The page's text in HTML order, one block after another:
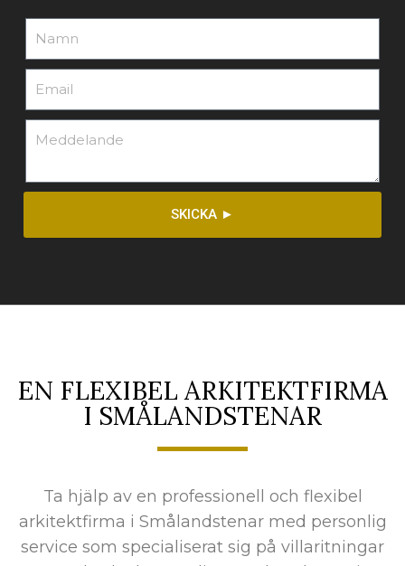
SKICKA ►
EN FLEXIBEL ARKITEKTFIRMA
I SMÅLANDSTENAR
Ta hjälp av en professionell och flexibel
arkitektfirma i Smålandstenar med personlig
service som specialiserat sig på villaritningar